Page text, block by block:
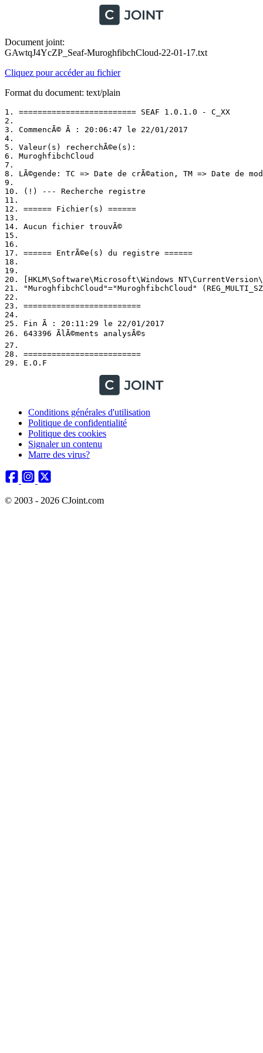
Document joint:
GAwtqJ4YcZP_Seaf-MuroghfibchCloud-22-01-17.txt
Cliquez pour accéder au fichier
Format du document: text/plain
1. ========================= SEAF 1.0.1.0 - C_XX
2.
3. CommencÃ© Ã : 20:06:47 le 22/01/2017
4.
5. Valeur(s) recherchÃ©e(s):
6. MuroghfibchCloud
7.
8. LÃ©gende: TC => Date de crÃ©ation, TM => Date de
9.
10. (!) --- Recherche registre
11.
12. ====== Fichier(s) ======
13.
14. Aucun fichier trouvÃ©
15.
16.
17. ====== EntrÃ©e(s) du registre ======
18.
19.
20. [HKLM\Software\Microsoft\Windows
21. "MuroghfibchCloud"="MuroghfibchCloud"
22.
23. =========================
24.
25. Fin Ã : 20:11:29 le 22/01/2017
26. 643396 ÃlÃ©ments analysÃ©s
27.
28. =========================
Conditions générales d'utilisation
Politique de confidentialité
Politique des cookies
Signaler un contenu
Marre des virus?
© 2003 - 2026 CJoint.com